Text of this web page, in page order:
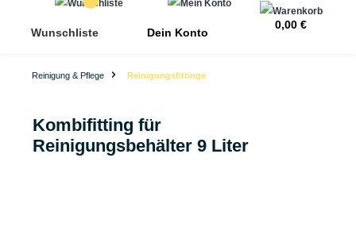
Wunschliste Dein Konto
0,00 €
Reinigung & Pflege Reinigungsfittinge
Kombifitting für
Reinigungsbehälter 9 Liter